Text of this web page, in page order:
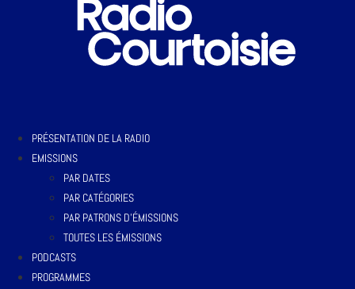
PRÉSENTATION DE LA RADIO
EMISSIONS
PAR DATES
PAR CATÉGORIES
PAR PATRONS D’ÉMISSIONS
TOUTES LES ÉMISSIONS
PODCASTS
PROGRAMMES